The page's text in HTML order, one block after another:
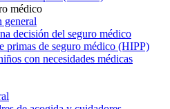
médico
general
decisión del seguro médico
primas de seguro médico (HIPP)
con necesidades médicas